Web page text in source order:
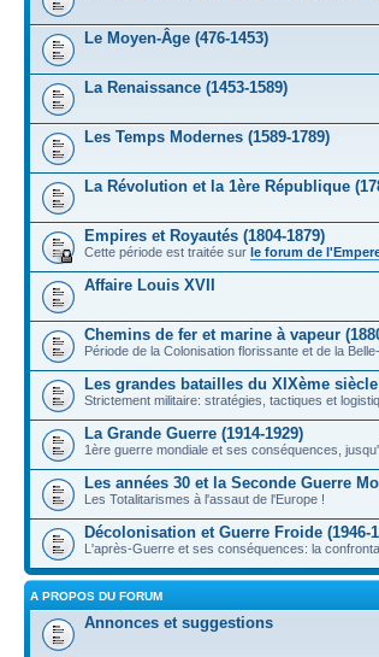
Le Moyen-Âge (476-1453)
La Renaissance (1453-1589)
Les Temps Modernes (1589-1789)
La Révolution et la 1ère République
Empires et Royautés (1804-1879)
Cette période est traitée sur le forum de
Affaire Louis XVII
Chemins de fer et marine à vapeur
Période de la Colonisation florissante et de la
Les grandes batailles du XIXème siècle
Strictement militaire: stratégies, tactiques et
La Grande Guerre (1914-1929)
1ère guerre mondiale et ses conséquences,
Les années 30 et la Seconde Guerre
Les Totalitarismes à l'assaut de l'Europe !
Décolonisation et Guerre Froide (1946-
L'après-Guerre et ses conséquences: la
A PROPOS DU FORUM
Annonces et suggestions